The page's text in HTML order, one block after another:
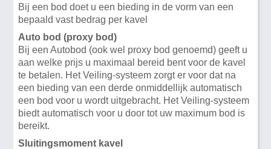
Bij een bod doet u een bieding in de vorm van een
bepaald vast bedrag per kavel
Auto bod (proxy bod)
Bij een Autobod (ook wel proxy bod genoemd) geeft u
aan welke prijs u maximaal bereid bent voor de kavel
te betalen. Het Veiling-systeem zorgt er voor dat na
een bieding van een derde onmiddellijk automatisch
een bod voor u wordt uitgebracht. Het Veiling-systeem
biedt automatisch voor u door tot uw maximum bod is
bereikt.
Sluitingsmoment kavel